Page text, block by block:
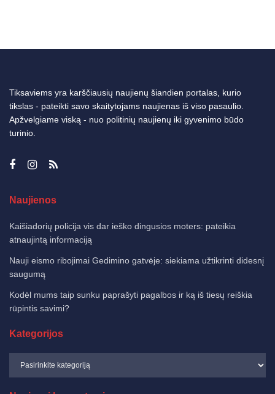
Tiksaviems yra karščiausių naujienų šiandien portalas, kurio
tikslas - pateikti savo skaitytojams naujienas iš viso pasaulio.
Apžvelgiame viską - nuo politinių naujienų iki gyvenimo būdo
turinio.
Naujienos
Kaišiadorių policija vis dar ieško dingusios moters: pateikia
atnaujintą informaciją
Nauji eismo ribojimai Gedimino gatvėje: siekiama užtikrinti didesnį
saugumą
Kodėl mums taip sunku paprašyti pagalbos ir ką iš tiesų reiškia
rūpintis savimi?
Kategorijos